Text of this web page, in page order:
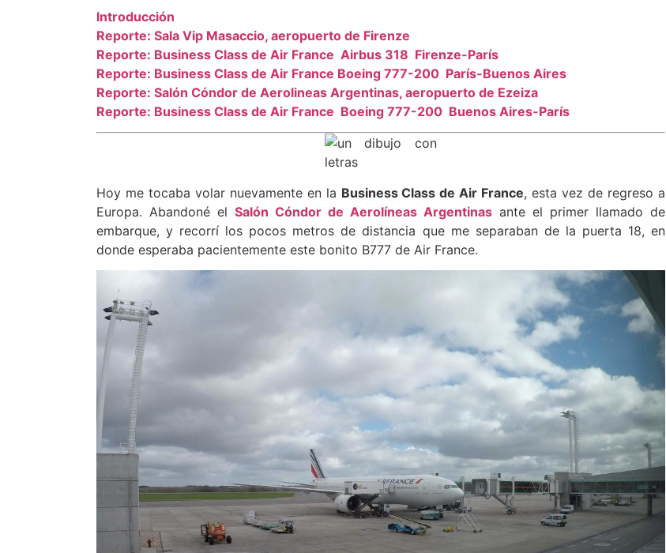
Introducción
Reporte: Sala Vip Masaccio, aeropuerto de Firenze
Reporte: Business Class de Air France Airbus 318 Firenze-París
Reporte: Business Class de Air France Boeing 777-200 París-Buenos Aires
Reporte: Salón Cóndor de Aerolineas Argentinas, aeropuerto de Ezeiza
Reporte: Business Class de Air France Boeing 777-200 Buenos Aires-París
Hoy me tocaba volar nuevamente en la Business Class de Air France, esta vez de regreso a
Europa. Abandoné el Salón Cóndor de Aerolíneas Argentinas ante el primer llamado de
embarque, y recorrí los pocos metros de distancia que me separaban de la puerta 18, en
donde esperaba pacientemente este bonito B777 de Air France.